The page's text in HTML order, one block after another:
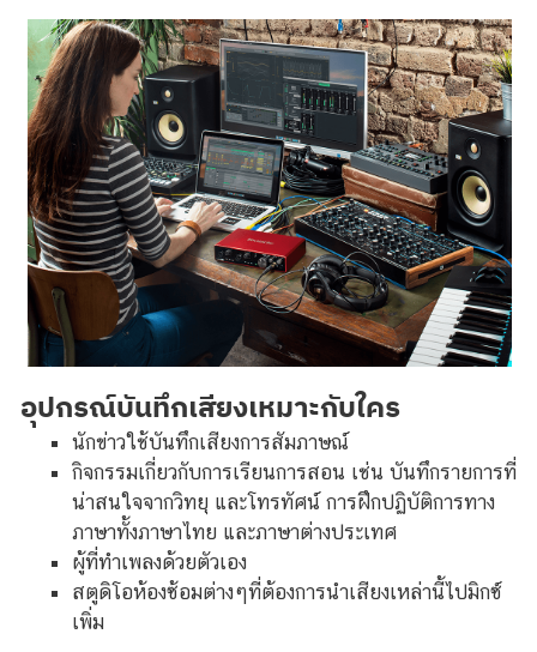
อุปกรณ์บันทึกเสียงเหมาะกับใคร
นักข่าวใช้บันทึกเสียงการสัมภาษณ์
กิจกรรมเกี่ยวกับการเรียนการสอน เช่น บันทึกรายการที่
น่าสนใจจากวิทยุ และโทรทัศน์ การฝึกปฏิบัติการทาง
ภาษาทั้งภาษาไทย และภาษาต่างประเทศ
ผู้ที่ทำเพลงด้วยตัวเอง
สตูดิโอห้องซ้อมต่างๆที่ต้องการนำเสียงเหล่านี้ไปมิกซ์
เพิ่ม